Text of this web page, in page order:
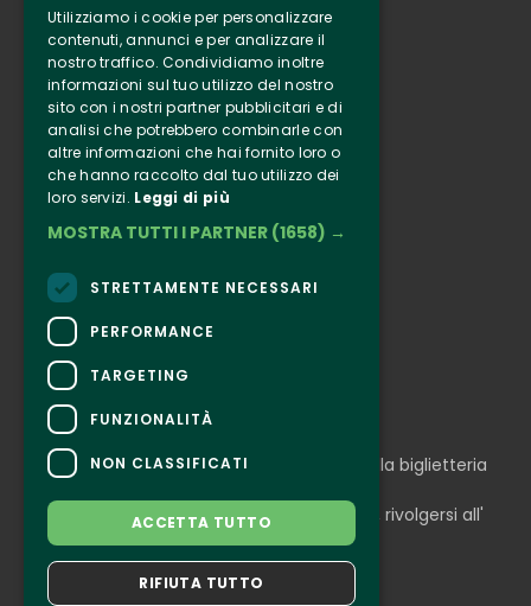
Tenuta Selvaggia
Contatti
Biglietteria
Clappit
Informazione
Seguici
Facebook
Connect
CONTATTI
Per informazioni e supporto all'acquisto della biglietteria
Per informazioni sul programma e l'evento, rivolgersi all'
organizzatore
Dichiarazione di accessibilità
Utilizziamo i cookie per personalizzare
contenuti, annunci e per analizzare il
nostro traffico. Condividiamo inoltre
informazioni sul tuo utilizzo del nostro
sito con i nostri partner pubblicitari e di
analisi che potrebbero combinarle con
altre informazioni che hai fornito loro o
che hanno raccolto dal tuo utilizzo dei
loro servizi. Leggi di più
MOSTRA TUTTI I PARTNER (1658) →
STRETTAMENTE NECESSARI
PERFORMANCE
TARGETING
FUNZIONALITÀ
NON CLASSIFICATI
ACCETTA TUTTO
RIFIUTA TUTTO